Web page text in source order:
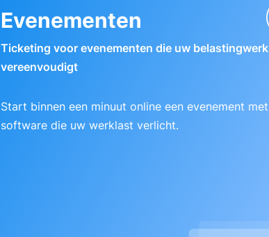
Evenementen
Ticketing voor evenementen die uw belastingwerk
vereenvoudigt
Start binnen een minuut online een evenement met
software die uw werklast verlicht.